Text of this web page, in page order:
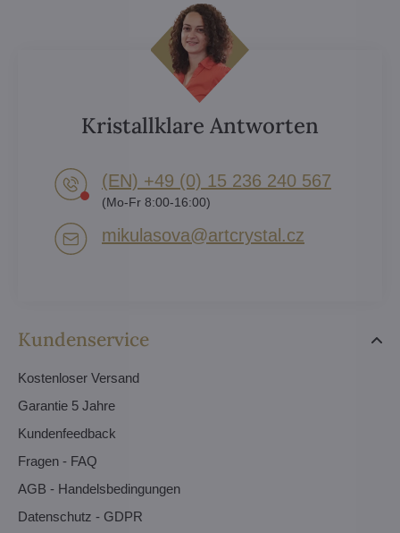
Kundenservice
Kostenloser Versand
Garantie 5 Jahre
Kundenfeedback
Fragen - FAQ
AGB - Handelsbedingungen
Datenschutz - GDPR
Kristallklare Antworten
(EN) +49 (0) 15 236 240 567
(Mo-Fr 8:00-16:00)
mikulasova​@artcrystal​.cz